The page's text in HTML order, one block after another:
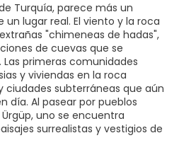
Turquía, parece más un
lugar real. El viento y la roca
"chimeneas de hadas",
de cuevas que se
primeras comunidades
y viviendas en la roca
ciudades subterráneas que aún
día. Al pasear por pueblos
uno se encuentra
surrealistas y vestigios de